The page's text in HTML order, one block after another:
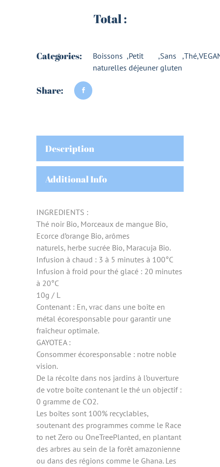
Total :
Categories:
Boissons
naturelles
,Petit
déjeuner
,Sans
gluten
,Thé,
Share:
Description
Additional Info
INGREDIENTS :
Thé noir Bio, Morceaux de mangue Bio,
Ecorce d’orange Bio, arômes
naturels, herbe sucrée Bio, Maracuja Bio.
Infusion à chaud : 3 à 5 minutes à 100°C
Infusion à froid pour thé glacé : 20 minutes
à 20°C
10g / L
Contenant : En, vrac dans une boîte en
métal écoresponsable pour garantir une
fraîcheur optimale.
GAYOTEA :
Consommer écoresponsable : notre noble
vision.
De la récolte dans nos jardins à l’ouverture
de votre boîte contenant le thé un objectif :
0 gramme de CO2.
Les boîtes sont 100% recyclables,
soutenant des programmes comme le Race
to net Zero ou OneTreePlanted, en plantant
des arbres au sein de la forêt amazonienne
ou dans des régions comme le Ghana. Les